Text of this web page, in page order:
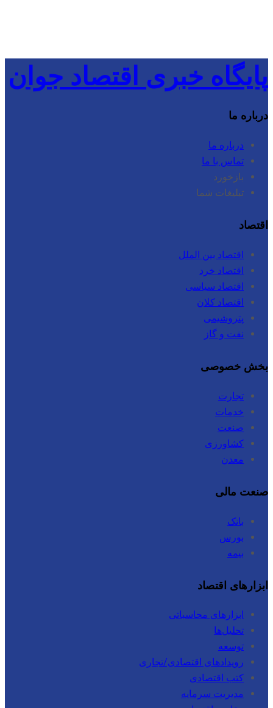
پایگاه خبری اقتصاد جوان
درباره ما
درباره ما
تماس با ما
بازخورد
تبلیغات شما
اقتصاد
اقتصاد بین الملل
اقتصاد خرد
اقتصاد سیاسی
اقتصاد کلان
پتروشیمی
نفت و گاز
بخش خصوصی
تجارت
خدمات
صنعت
کشاورزی
معدن
صنعت مالی
بانک
بورس
بیمه
ابزارهای اقتصاد
ابزارهای محاسباتی
تحلیل‌ها
توسعه
رویدادهای اقتصادی/تجاری
کتب اقتصادی
مدیریت سرمایه